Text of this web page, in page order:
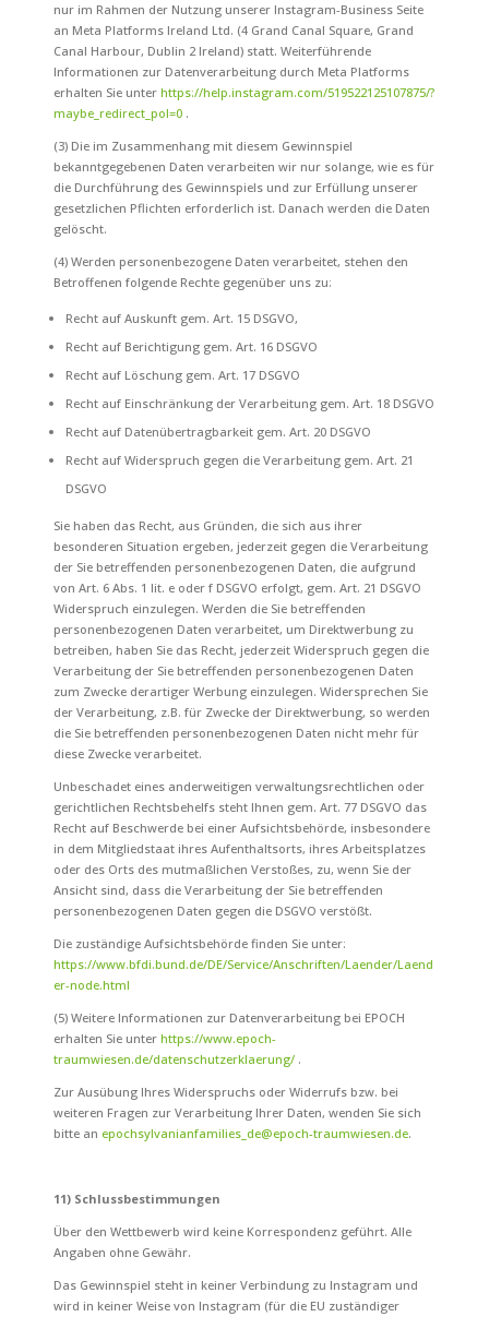
nur im Rahmen der Nutzung unserer Instagram-Business Seite
an Meta Platforms Ireland Ltd. (4 Grand Canal Square, Grand
Canal Harbour, Dublin 2 Ireland) statt. Weiterführende
Informationen zur Datenverarbeitung durch Meta Platforms
erhalten Sie unterhttps://help.instagram.com/519522125107875/?
maybe_redirect_pol=0 .
(3) Die im Zusammenhang mit diesem Gewinnspiel
bekanntgegebenen Daten verarbeiten wir nur solange, wie es für
die Durchführung des Gewinnspiels und zur Erfüllung unserer
gesetzlichen Pflichten erforderlich ist. Danach werden die Daten
gelöscht.
(4) Werden personenbezogene Daten verarbeitet, stehen den
Betroffenen folgende Rechte gegenüber uns zu:
Recht auf Auskunft gem. Art. 15 DSGVO,
Recht auf Berichtigung gem. Art. 16 DSGVO
Recht auf Löschung gem. Art. 17 DSGVO
Recht auf Einschränkung der Verarbeitung gem. Art. 18 DSGVO
Recht auf Datenübertragbarkeit gem. Art. 20 DSGVO
Recht auf Widerspruch gegen die Verarbeitung gem. Art. 21
DSGVO
Sie haben das Recht, aus Gründen, die sich aus ihrer
besonderen Situation ergeben, jederzeit gegen die Verarbeitung
der Sie betreffenden personenbezogenen Daten, die aufgrund
von Art. 6 Abs. 1 lit. e oder f DSGVO erfolgt, gem. Art. 21 DSGVO
Widerspruch einzulegen. Werden die Sie betreffenden
personenbezogenen Daten verarbeitet, um Direktwerbung zu
betreiben, haben Sie das Recht, jederzeit Widerspruch gegen die
Verarbeitung der Sie betreffenden personenbezogenen Daten
zum Zwecke derartiger Werbung einzulegen. Widersprechen Sie
der Verarbeitung, z.B. für Zwecke der Direktwerbung, so werden
die Sie betreffenden personenbezogenen Daten nicht mehr für
diese Zwecke verarbeitet.
Unbeschadet eines anderweitigen verwaltungsrechtlichen oder
gerichtlichen Rechtsbehelfs steht Ihnen gem. Art. 77 DSGVO das
Recht auf Beschwerde bei einer Aufsichtsbehörde, insbesondere
in dem Mitgliedstaat ihres Aufenthaltsorts, ihres Arbeitsplatzes
oder des Orts des mutmaßlichen Verstoßes, zu, wenn Sie der
Ansicht sind, dass die Verarbeitung der Sie betreffenden
personenbezogenen Daten gegen die DSGVO verstößt.
Die zuständige Aufsichtsbehörde finden Sie unter:
https://www.bfdi.bund.de/DE/Service/Anschriften/Laender/Laend
er-node.html
(5) Weitere Informationen zur Datenverarbeitung bei EPOCH
erhalten Sie unterhttps://www.epoch-
traumwiesen.de/datenschutzerklaerung/ .
Zur Ausübung Ihres Widerspruchs oder Widerrufs bzw. bei
weiteren Fragen zur Verarbeitung Ihrer Daten, wenden Sie sich
bitte an epochsylvanianfamilies_de@epoch-traumwiesen.de.
11) Schlussbestimmungen
Über den Wettbewerb wird keine Korrespondenz geführt. Alle
Angaben ohne Gewähr.
Das Gewinnspiel steht in keiner Verbindung zu Instagram und
wird in keiner Weise von Instagram (für die EU zuständiger